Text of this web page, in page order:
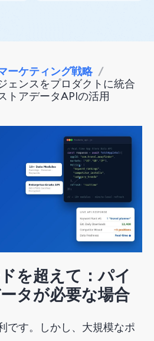
ーケティング戦略 /
ェンスをプロダクトに統合
トアデータAPIの活用
を超えて：パイ
タが必要な場合
です。しかし、大規模なポ